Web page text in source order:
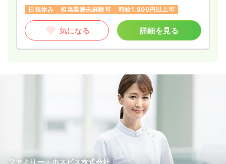
日祝休み
担当業務未経験可 時給1,800円以上可
気になる 詳細を見る
ファミリー・ホスピス株式会社